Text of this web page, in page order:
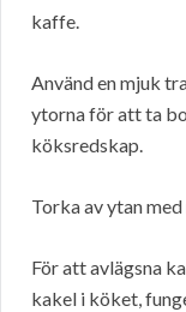
kaffe.
Använd en mjuk
ytorna för att ta
köksredskap.
Torka av ytan
För att avlägsna
kakel i köket,